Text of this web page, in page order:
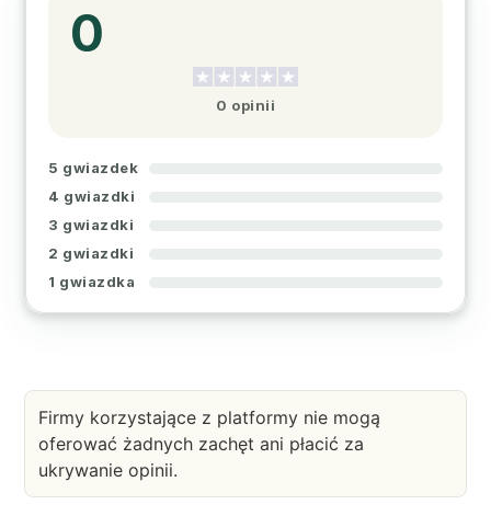
0
0 opinii
5 gwiazdek
4 gwiazdki
3 gwiazdki
2 gwiazdki
1 gwiazdka
Firmy korzystające z platformy nie mogą
oferować żadnych zachęt ani płacić za
ukrywanie opinii.